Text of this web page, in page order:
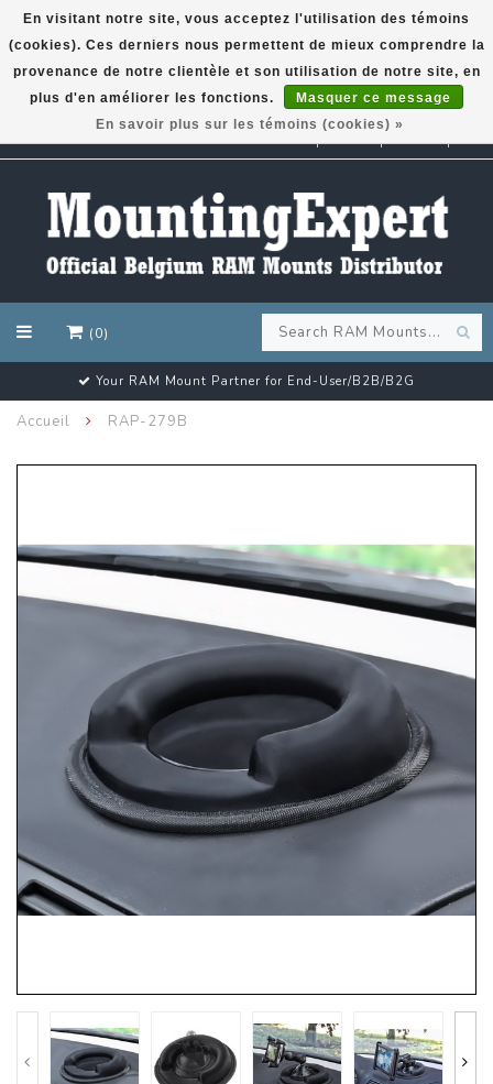
GARMIN GPS met een superkorting tot 50%? Klik hier!
(0)
Your RAM Mount Partner for End-User/B2B/B2G
Accueil RAP-279B
En visitant notre site, vous acceptez l'utilisation des témoins
(cookies). Ces derniers nous permettent de mieux comprendre la
provenance de notre clientèle et son utilisation de notre site, en
plus d'en améliorer les fonctions.
Masquer ce message
En savoir plus sur les témoins (cookies) »